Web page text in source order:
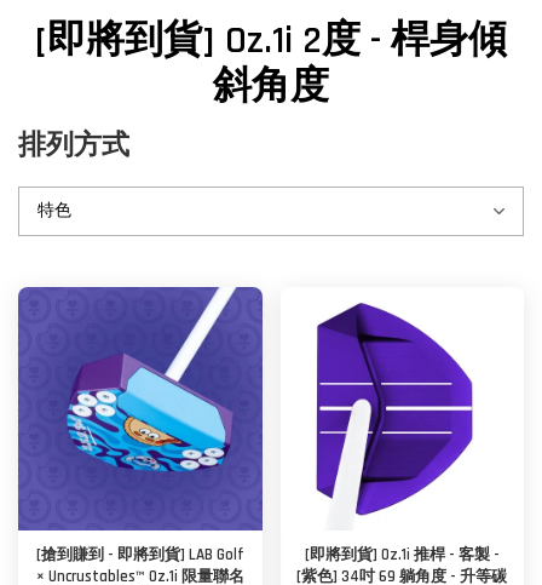
[即將到貨] Oz.1i 2度 - 桿身傾
斜角度
排列方式
[搶到賺到 - 即將到貨] LAB Golf
× Uncrustables™ Oz.1i 限量聯名
[即將到貨] Oz.1i 推桿 - 客製 -
[紫色] 34吋 69 躺角度 - 升等碳